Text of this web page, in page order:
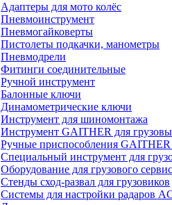
Адаптеры для мото колёс
Пневмоинструмент
Пневмогайковерты
Пистолеты подкачки, манометры
Пневмодрели
Фитинги соединительные
Ручной инструмент
Балонные ключи
Динамометрические ключи
Инструмент для шиномонтажа
Инструмент GAITHER для
Ручные приспособления
Специальный инструмент для
Оборудование для грузового
Стенды сход-развал для грузовиков
Системы для настройки радаров